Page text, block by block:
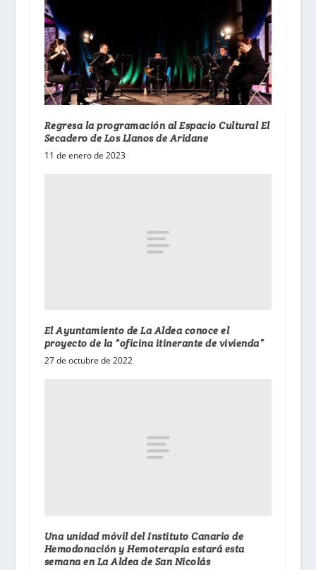
Regresa la programación al Espacio Cultural El
Secadero de Los Llanos de Aridane
11 de enero de 2023
El Ayuntamiento de La Aldea conoce el
proyecto de la “oficina itinerante de vivienda”
27 de octubre de 2022
Una unidad móvil del Instituto Canario de
Hemodonación y Hemoterapia estará esta
semana en La Aldea de San Nicolás